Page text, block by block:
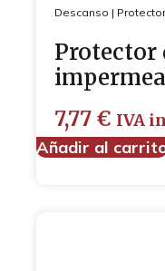
Descanso |
Protector
7,77 € IVA
Añadir al